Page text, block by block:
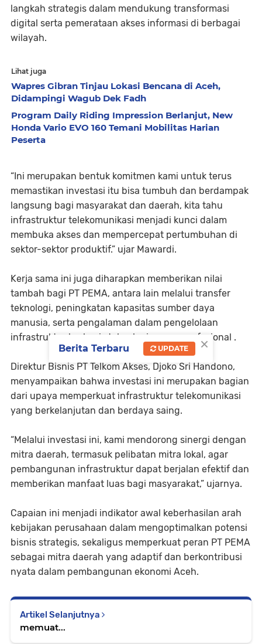
langkah strategis dalam mendukung transformasi
digital serta pemerataan akses informasi di berbagai
wilayah.
Lihat juga
Wapres Gibran Tinjau Lokasi Bencana di Aceh,
Didampingi Wagub Dek Fadh
Program Daily Riding Impression Berlanjut, New
Honda Vario EVO 160 Temani Mobilitas Harian
Peserta
“Ini merupakan bentuk komitmen kami untuk terus
memastikan investasi itu bisa tumbuh dan berdampak
langsung bagi masyarakat dan daerah, kita tahu
infrastruktur telekomunikasi menjadi kunci dalam
membuka akses dan mempercepat pertumbuhan di
sektor-sektor produktif.” ujar Mawardi.
Kerja sama ini juga diharapkan memberikan nilai
tambah bagi PT PEMA, antara lain melalui transfer
teknologi, peningkatan kapasitas sumber daya
manusia, serta pengalaman dalam pengelolaan
infrastruktur berbasis teknologi secara profesional .
Direktur Bisnis PT Telkom Akses, Djoko Sri Handono,
menyampaikan bahwa investasi ini merupakan bagian
dari upaya memperkuat infrastruktur telekomunikasi
yang berkelanjutan dan berdaya saing.
“Melalui investasi ini, kami mendorong sinergi dengan
mitra daerah, termasuk pelibatan mitra lokal, agar
pembangunan infrastruktur dapat berjalan efektif dan
memberikan manfaat luas bagi masyarakat,” ujarnya.
Capaian ini menjadi indikator awal keberhasilan arah
kebijakan perusahaan dalam mengoptimalkan potensi
bisnis strategis, sekaligus memperkuat peran PT PEMA
sebagai mitra daerah yang adaptif dan berkontribusi
nyata dalam pembangunan ekonomi Aceh.
Artikel Selanjutnya
memuat...
×
Berita Terbaru UPDATE